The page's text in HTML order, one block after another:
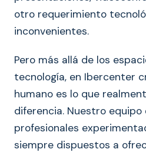
otro requerimiento
inconvenientes.
Pero más allá de los
tecnología, en Ibercenter
humano es lo que
diferencia. Nuestro
profesionales
siempre dispuestos a